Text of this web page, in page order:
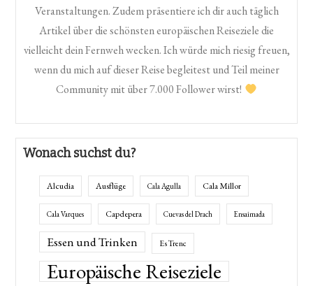
Veranstaltungen. Zudem präsentiere ich dir auch täglich
Artikel über die schönsten europäischen Reiseziele die
vielleicht dein Fernweh wecken. Ich würde mich riesig freuen,
wenn du mich auf dieser Reise begleitest und Teil meiner
Community mit über 7.000 Follower wirst!
Wonach suchst du?
Alcudia Ausflüge Cala Agulla Cala Millor
Cala Varques Capdepera Cuevas del Drach Ensaimada
Essen und Trinken Es Trenc
Europäische Reiseziele